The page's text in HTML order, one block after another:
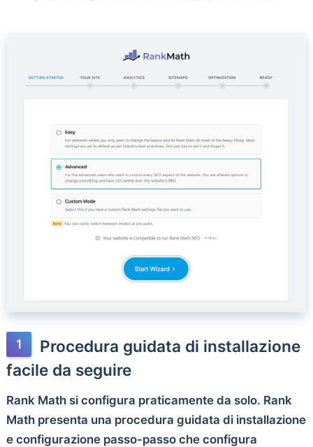
Procedura guidata di installazione
facile da seguire
Rank Math si configura praticamente da solo. Rank
Math presenta una procedura guidata di installazione
e configurazione passo-passo che configura